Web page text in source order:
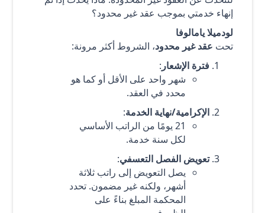
إنهاء خدمتي بموجب عقد غير محدود؟
لودميلا يامالوفا
تحت عقد غير محدود، الشروط أكثر مرونة:
فترة الإشعار :
شهر واحد على الأقل أو كما هو
محدد في العقد.
الإكرامية/نهاية الخدمة:
21 يومًا من الراتب الأساسي
لكل سنة خدمة.
تعويض الفصل التعسفي:
يصل التعويض إلى راتب ثلاثة
أشهر، ولكنه غير مضمون. تحدد
المحكمة المبلغ بناءً على